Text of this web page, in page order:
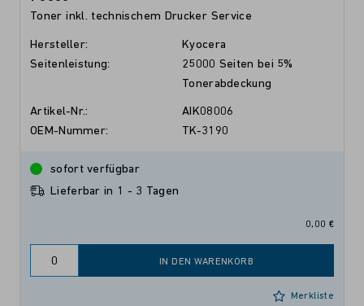
Toner inkl. technischem Drucker Service
Hersteller:
Kyocera
Seitenleistung:
25000 Seiten bei 5%
Tonerabdeckung
Artikel-Nr.:
AIK08006
OEM-Nummer:
TK-3190
0,00 €
sofort verfügbar
Lieferbar in 1 - 3 Tagen
IN DEN WARENKORB
Merkliste